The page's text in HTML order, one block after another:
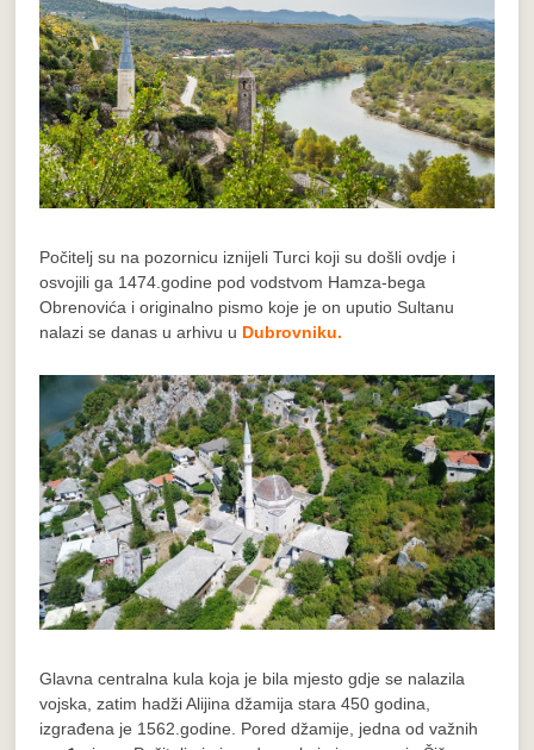
Počitelj su na pozornicu iznijeli Turci koji su došli ovdje i
osvojili ga 1474.godine pod vodstvom Hamza-bega
Obrenovića i originalno pismo koje je on uputio Sultanu
nalazi se danas u arhivu u Dubrovniku.
Glavna centralna kula koja je bila mjesto gdje se nalazila
vojska, zatim hadži Alijina džamija stara 450 godina,
izgrađena je 1562.godine. Pored džamije, jedna od važnih